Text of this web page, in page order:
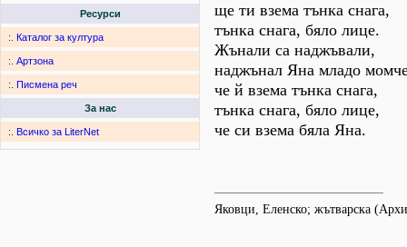
Ресурси
:. Каталог за култура
:. Артзона
:. Писмена реч
За нас
:. Всичко за LiterNet
ще ти взема тънка снага,
тънка снага, бяло лице.
Жънали са наджъвали,
наджънал Яна младо
че й взема тънка снага,
тънка снага, бяло лице,
че си взема бяла Яна.
Яковци, Еленско; жътварска